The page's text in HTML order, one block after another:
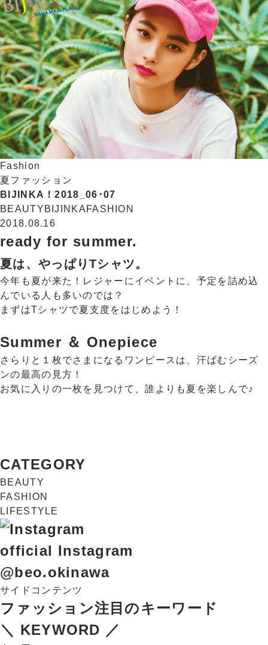
Fashion
夏ファッション
BIJINKA！2018_06･07
BEAUTY BIJINKA FASHION
2018.08.16
ready for summer.
夏は、やっぱりTシャツ。
今年も夏が来た！レジャーにイベントに、予定を詰め込
んでいる人も多いのでは？
まずはTシャツで夏支度をはじめよう！
Summer ＆ Onepiece
さらりと１枚でさまになるワンピースは、汗ばむシーズ
ンの最高の見方！
お気に入りの一枚を見つけて、誰よりも夏を楽しんで♪
CATEGORY
BEAUTY
FASHION
LIFESTYLE
official Instagram
@beo.okinawa
サイドコンテンツ
ファッション注目のキーワード
＼ KEYWORD ／